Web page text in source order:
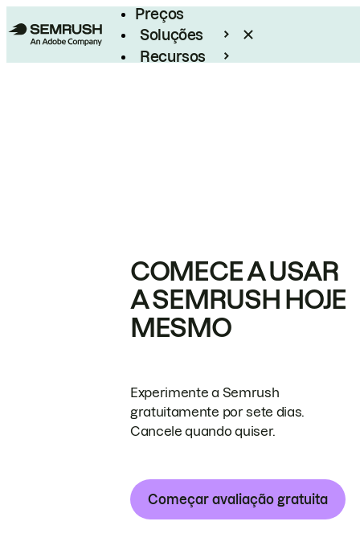
Preços
Soluções
Recursos
COMECE A USAR
A SEMRUSH HOJE
MESMO
Experimente a Semrush
gratuitamente por sete dias.
Cancele quando quiser.
Começar avaliação gratuita